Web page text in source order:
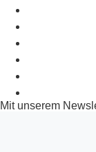
Mit unserem